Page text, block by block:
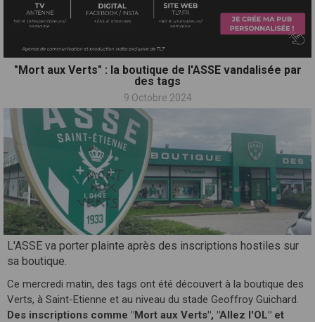
"Mort aux Verts" : la boutique de l'ASSE vandalisée par
des tags
9 Octobre 2024
L'ASSE va porter plainte après des inscriptions hostiles sur
sa boutique.
Ce mercredi matin, des tags ont été découvert à la boutique des
Verts, à Saint-Etienne et au niveau du stade Geoffroy Guichard.
Des inscriptions comme "Mort aux Verts", "Allez l'OL" et